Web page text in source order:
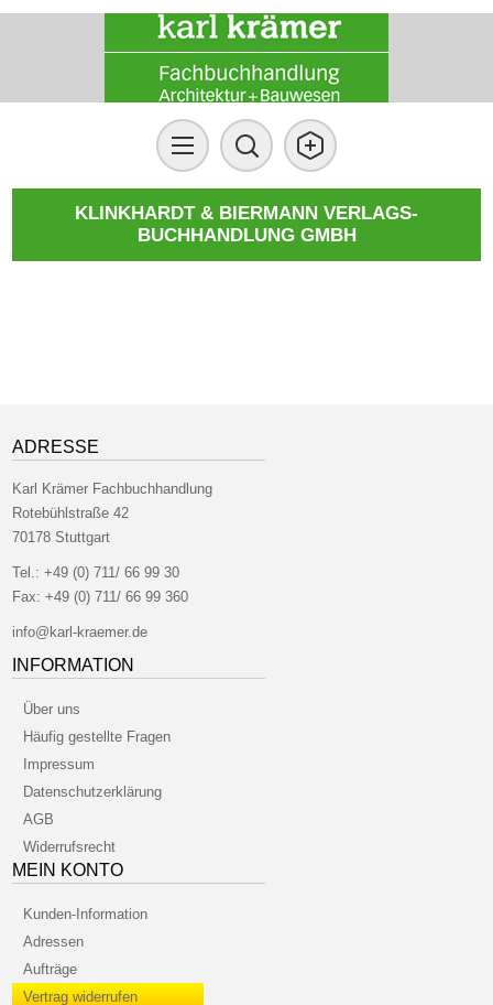
KLINKHARDT & BIERMANN VERLAGS-
BUCHHANDLUNG GMBH
ADRESSE
Karl Krämer Fachbuchhandlung
Rotebühlstraße 42
70178 Stuttgart
Tel.:+49 (0) 711/ 66 99 30
Fax: +49 (0) 711/ 66 99 360
info@karl-kraemer.de
INFORMATION
Über uns
Häufig gestellte Fragen
Impressum
Datenschutzerklärung
AGB
Widerrufsrecht
MEIN KONTO
Kunden-Information
Adressen
Aufträge
Vertrag widerrufen